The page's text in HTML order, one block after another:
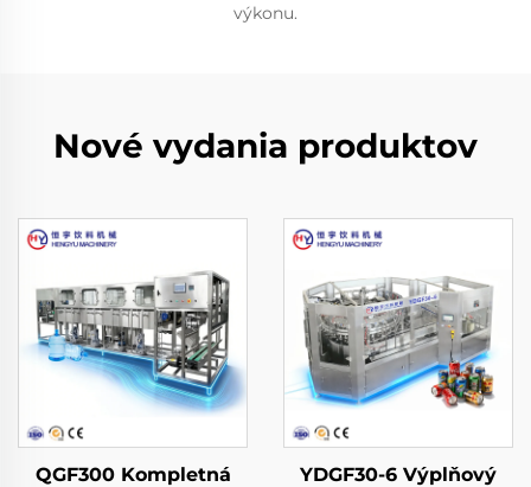
výkonu.
Nové vydania produktov
QGF300 Kompletná
YDGF30-6 Výplňový